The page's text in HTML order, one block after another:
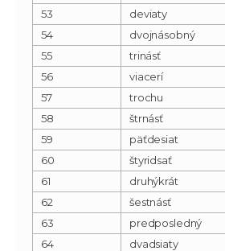
53
deviaty
54
dvojnásobný
55
trinásť
56
viacerí
57
trochu
58
štrnásť
59
päťdesiat
60
štyridsať
61
druhýkrát
62
šestnásť
63
predposledný
64
dvadsiaty